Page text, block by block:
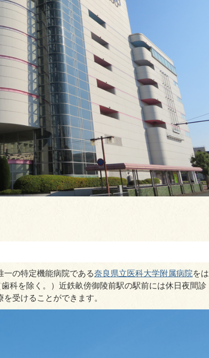
一の特定機能病院である奈良県立医科大学附属病院をは
科を除く。）近鉄畝傍御陵前駅の駅前には休日夜間診
受けることができます。